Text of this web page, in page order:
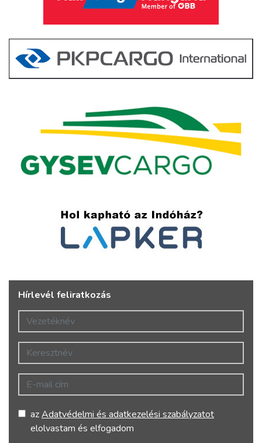
Hírlevél feliratkozás
Vezetéknév
Keresztnév
E-mail cím
azAdatvédelmi és adatkezelési szabályzatot
elolvastam és elfogadom